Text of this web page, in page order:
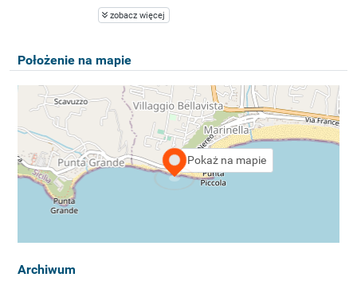
zobacz więcej
Położenie na mapie
Pokaż na mapie
Archiwum